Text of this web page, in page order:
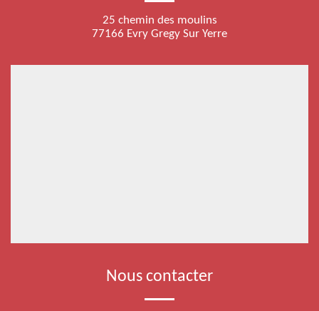
25 chemin des moulins
77166 Evry Gregy Sur Yerre
Nous contacter